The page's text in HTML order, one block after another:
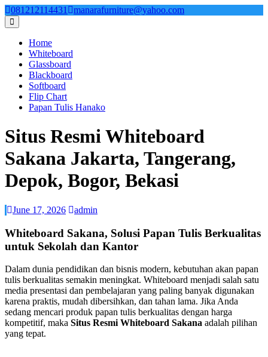
Skip
to
content
081212114431 manarafurniture@yahoo.com
Home
Whiteboard
Glassboard
Blackboard
Softboard
Flip Chart
Papan Tulis Hanako
Situs Resmi Whiteboard
Sakana Jakarta, Tangerang,
Depok, Bogor, Bekasi
June 17, 2026 admin
Whiteboard Sakana, Solusi Papan Tulis Berkualitas
untuk Sekolah dan Kantor
Dalam dunia pendidikan dan bisnis modern, kebutuhan akan papan
tulis berkualitas semakin meningkat. Whiteboard menjadi salah satu
media presentasi dan pembelajaran yang paling banyak digunakan
karena praktis, mudah dibersihkan, dan tahan lama. Jika Anda
sedang mencari produk papan tulis berkualitas dengan harga
kompetitif, maka Situs Resmi Whiteboard Sakana adalah pilihan
yang tepat.